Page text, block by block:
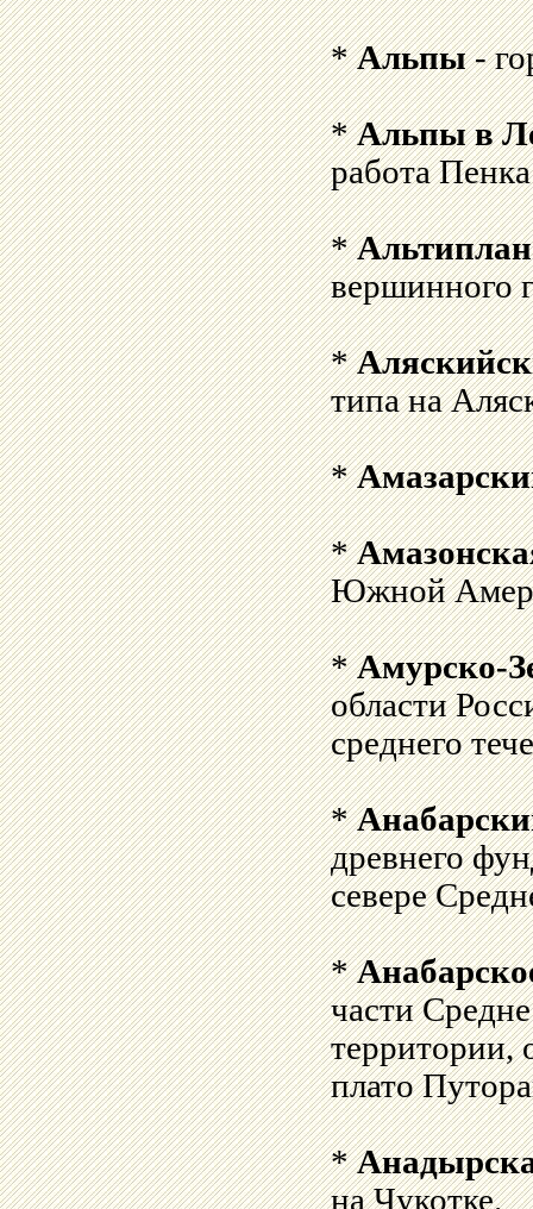
*Альпы-
*Альпы в
работа
*
вершинного
*
типа на
*
*
Южной
*Амурско-
области
среднего
*
древнего
севере
*
части
территории,
плато
*
на Чукотке.